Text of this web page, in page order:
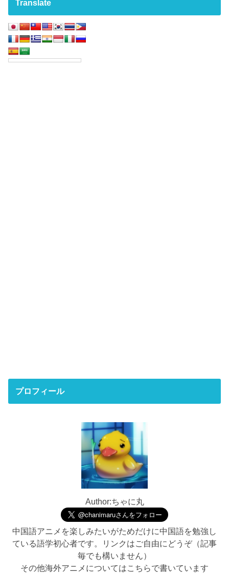
Translate
プロフィール
Author:ちゃに丸
中国語アニメを楽しみたいがためだけに中国語を勉強し
ている語学初心者です。リンクはご自由にどうぞ（記事
毎でも構いません）
その他海外アニメについてはこちらで書いています